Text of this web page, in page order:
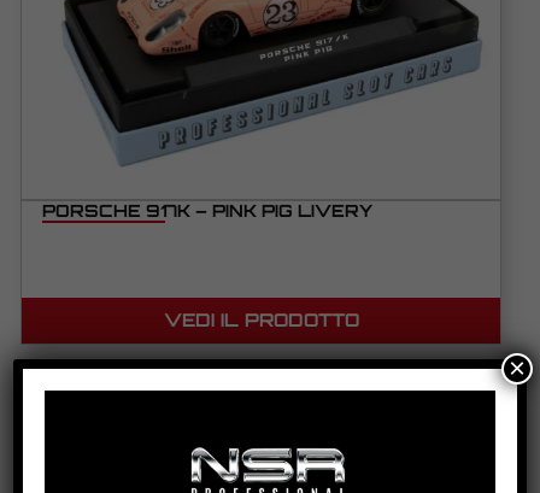
PORSCHE 917K – PINK PIG LIVERY
VEDI IL PRODOTTO
×